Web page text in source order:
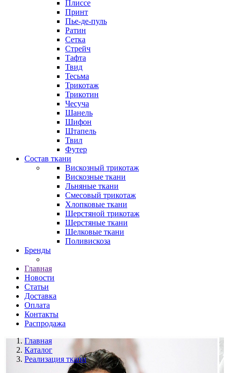
Плиссе
Принт
Пье-де-пуль
Ратин
Сетка
Стрейч
Тафта
Твид
Тесьма
Трикотаж
Трикотин
Чесуча
Шанель
Шифон
Штапель
Твил
Футер
Состав ткани
Вискозный трикотаж
Вискозные ткани
Льняные ткани
Смесовый трикотаж
Хлопковые ткани
Шерстяной трикотаж
Шерстяные ткани
Шелковые ткани
Поливискоза
Бренды
Главная
Новости
Статьи
Доставка
Оплата
Контакты
Распродажа
Главная
Каталог
Реализация ткани